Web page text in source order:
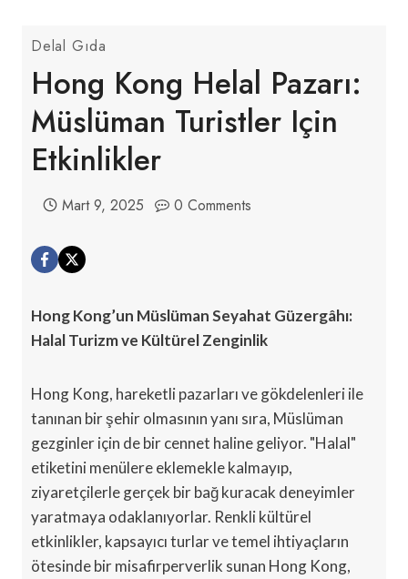
Delal Gıda
Hong Kong Helal Pazarı:
Müslüman Turistler Için
Etkinlikler
Mart 9, 2025 0 Comments
Hong Kong’un Müslüman Seyahat Güzergâhı:
Halal Turizm ve Kültürel Zenginlik
Hong Kong, hareketli pazarları ve gökdelenleri ile
tanınan bir şehir olmasının yanı sıra, Müslüman
gezginler için de bir cennet haline geliyor. "Halal"
etiketini menülere eklemekle kalmayıp,
ziyaretçilerle gerçek bir bağ kuracak deneyimler
yaratmaya odaklanıyorlar. Renkli kültürel
etkinlikler, kapsayıcı turlar ve temel ihtiyaçların
ötesinde bir misafirperverlik sunan Hong Kong,